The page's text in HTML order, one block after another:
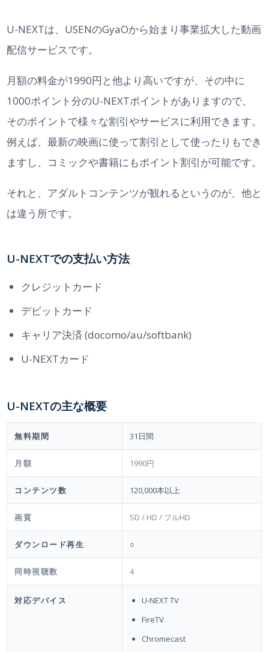
U-NEXTは、USENのGyaOから始まり事業拡大した動画
配信サービスです。
月額の料金が1990円と他より高いですが、その中に
1000ポイント分のU-NEXTポイントがありますので、
そのポイントで様々な割引やサービスに利用できます。
例えば、最新の映画に使って割引として使ったりもでき
ますし、コミックや書籍にもポイント割引が可能です。
それと、アダルトコンテンツが観れるというのが、他と
は違う所です。
U-NEXTでの支払い方法
クレジットカード
デビットカード
キャリア決済 (docomo/au/softbank)
U-NEXTカード
U-NEXTの主な概要
無料期間 31日間
月額 1990円
コンテンツ数 120,000本以上
画質 SD / HD / フルHD
ダウンロード再生 ○
同時視聴数 4
対応デバイス
U-NEXT TV
FireTV
Chromecast